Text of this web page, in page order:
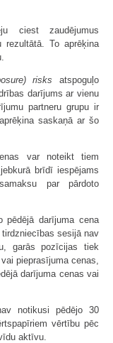
ciest zaudējumus
rezultātā. To aprēķina
risks atspoguļo
darījums ar vienu
partneru grupu ir
saskaņā ar šo
var noteikt tiem
brīdī iespējams
par pārdoto
darījuma cena
sesijā nav
garās pozīcijas tiek
pieprasījuma cenas,
darījuma cenas vai
notikusi pēdējo 30
vērtību pēc
aktīvu.